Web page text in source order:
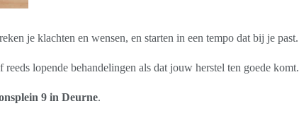
je klachten en wensen, en starten in een tempo dat bij je past.
lopende behandelingen als dat jouw herstel ten goede komt.
9 in Deurne.